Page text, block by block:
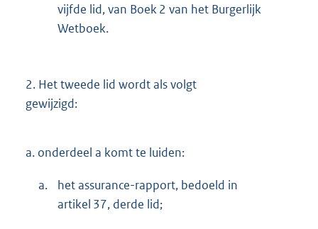
vijfde lid, van Boek 2 van het Burgerlijk
Wetboek.
2. Het tweede lid wordt als volgt
gewijzigd:
a. onderdeel a komt te luiden:
a.
het assurance-rapport, bedoeld in
artikel 37, derde lid;